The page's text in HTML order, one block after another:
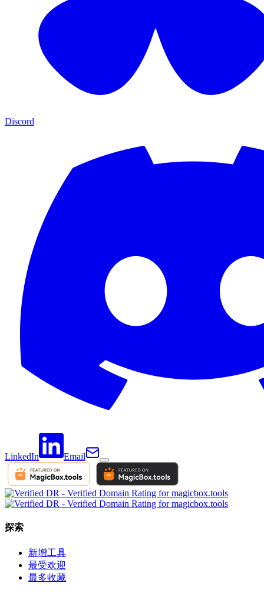
Discord
LinkedIn Email
探索
新增工具
最受欢迎
最多收藏